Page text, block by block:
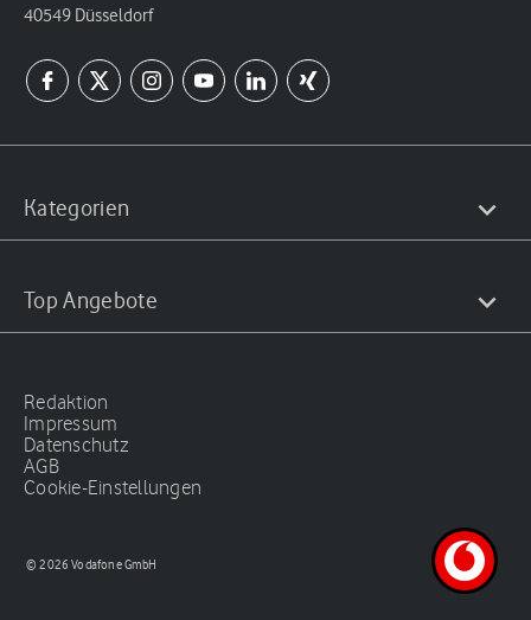
40549 Düsseldorf
Kategorien
Top Angebote
Redaktion
Impressum
Datenschutz
AGB
Cookie-Einstellungen
© 2026 Vodafone GmbH